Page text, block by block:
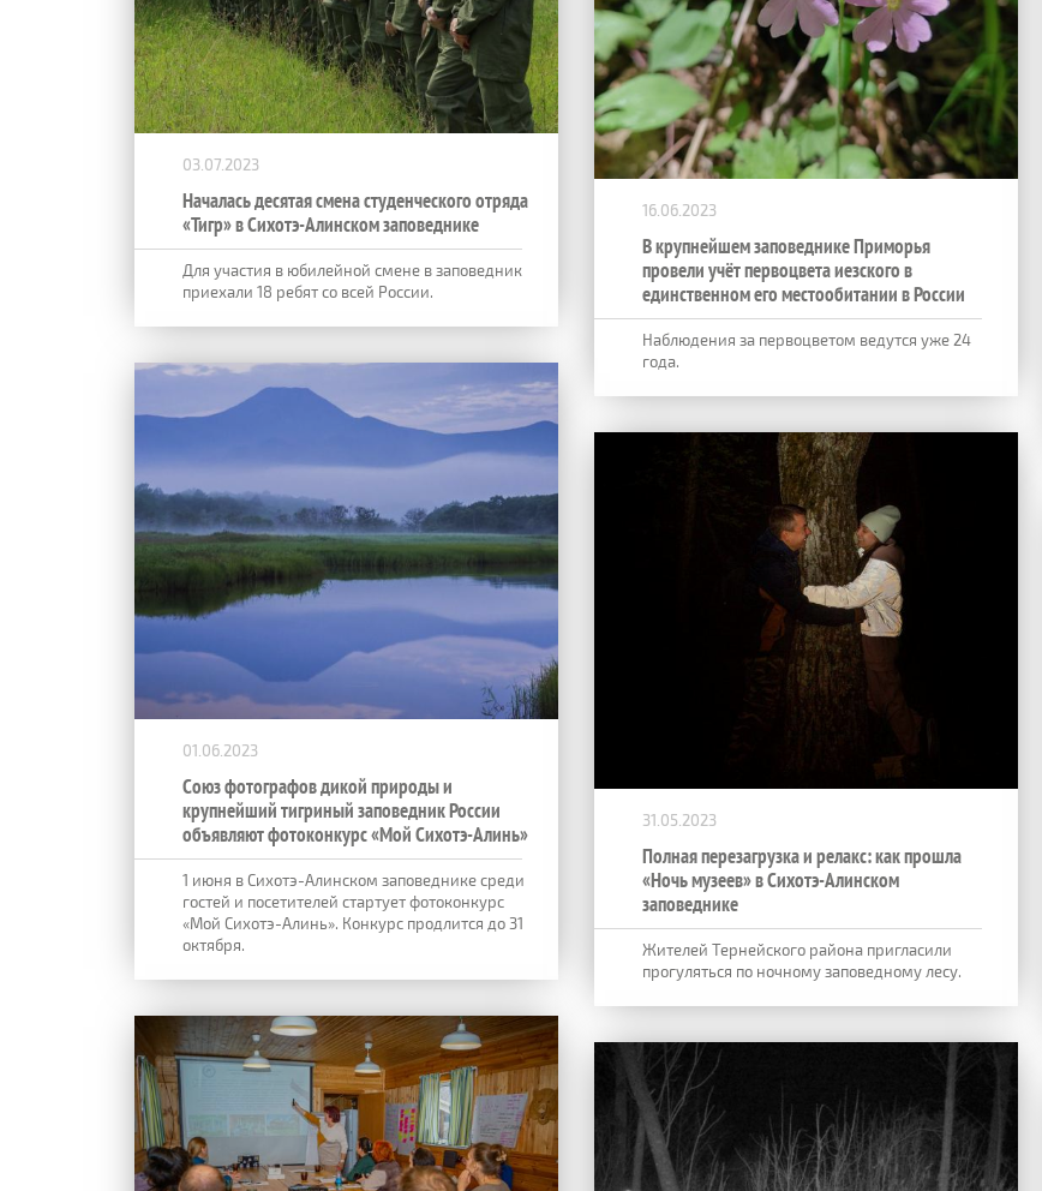
03.07.2023
Началась десятая смена студенческого отряда
«Тигр» в Сихотэ-Алинском заповеднике
Для участия в юбилейной смене в заповедник
приехали 18 ребят со всей России.
16.06.2023
В крупнейшем заповеднике Приморья
провели учёт первоцвета иезского в
единственном его местообитании в России
Наблюдения за первоцветом ведутся уже 24
года.
01.06.2023
Союз фотографов дикой природы и
крупнейший тигриный заповедник России
объявляют фотоконкурс «Мой Сихотэ-Алинь»
1 июня в Сихотэ-Алинском заповеднике среди
гостей и посетителей стартует фотоконкурс
«Мой Сихотэ-Алинь». Конкурс продлится до 31
октября.
31.05.2023
Полная перезагрузка и релакс: как прошла
«Ночь музеев» в Сихотэ-Алинском
заповеднике
Жителей Тернейского района пригласили
прогуляться по ночному заповедному лесу.